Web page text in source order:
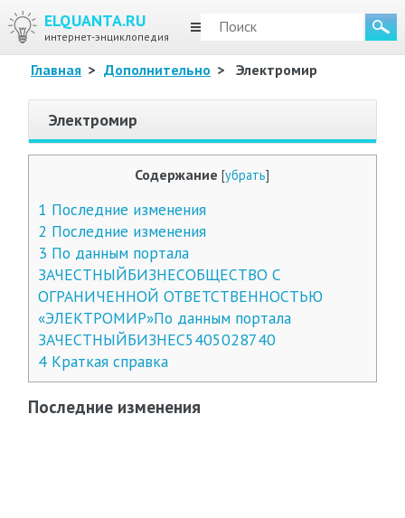
ELQUANTA.RU
интернет-энциклопедия
МЕНЮ
Главная > Дополнительно > Электромир
Электромир
Содержание [убрать]
1 Последние изменения
2 Последние изменения
3 По данным портала
ЗАЧЕСТНЫЙБИЗНЕСОБЩЕСТВО С
ОГРАНИЧЕННОЙ ОТВЕТСТВЕННОСТЬЮ
«ЭЛЕКТРОМИР»По данным портала
ЗАЧЕСТНЫЙБИЗНЕС5405028740
4Краткая справка
Последние изменения